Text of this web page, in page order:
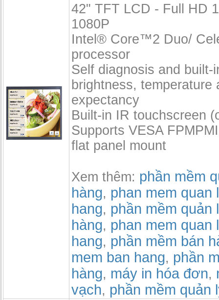
42" TFT LCD - Full HD
1080P
Intel® Core™2 Duo/
processor
Self diagnosis and built-
brightness, temperature
expectancy
Built-in IR touchscreen
Supports VESA
flat panel mount
Xem thêm: phần mềm
hàng, phan mem quan
hang, phần mềm quản
hàng, phan mem quan
hang, phần mềm bán
mem ban hang, phần
hàng, máy in hóa đơn,
vạch, phần mềm quản